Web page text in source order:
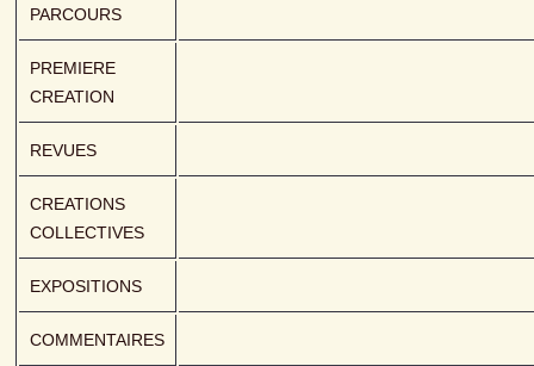
PARCOURS
PREMIERE
CREATION
REVUES
CREATIONS
COLLECTIVES
EXPOSITIONS
COMMENTAIRES